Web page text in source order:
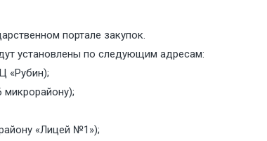
портале закупок.
установлены по следующим адресам:
«Рубин);
«Лицей №1»);